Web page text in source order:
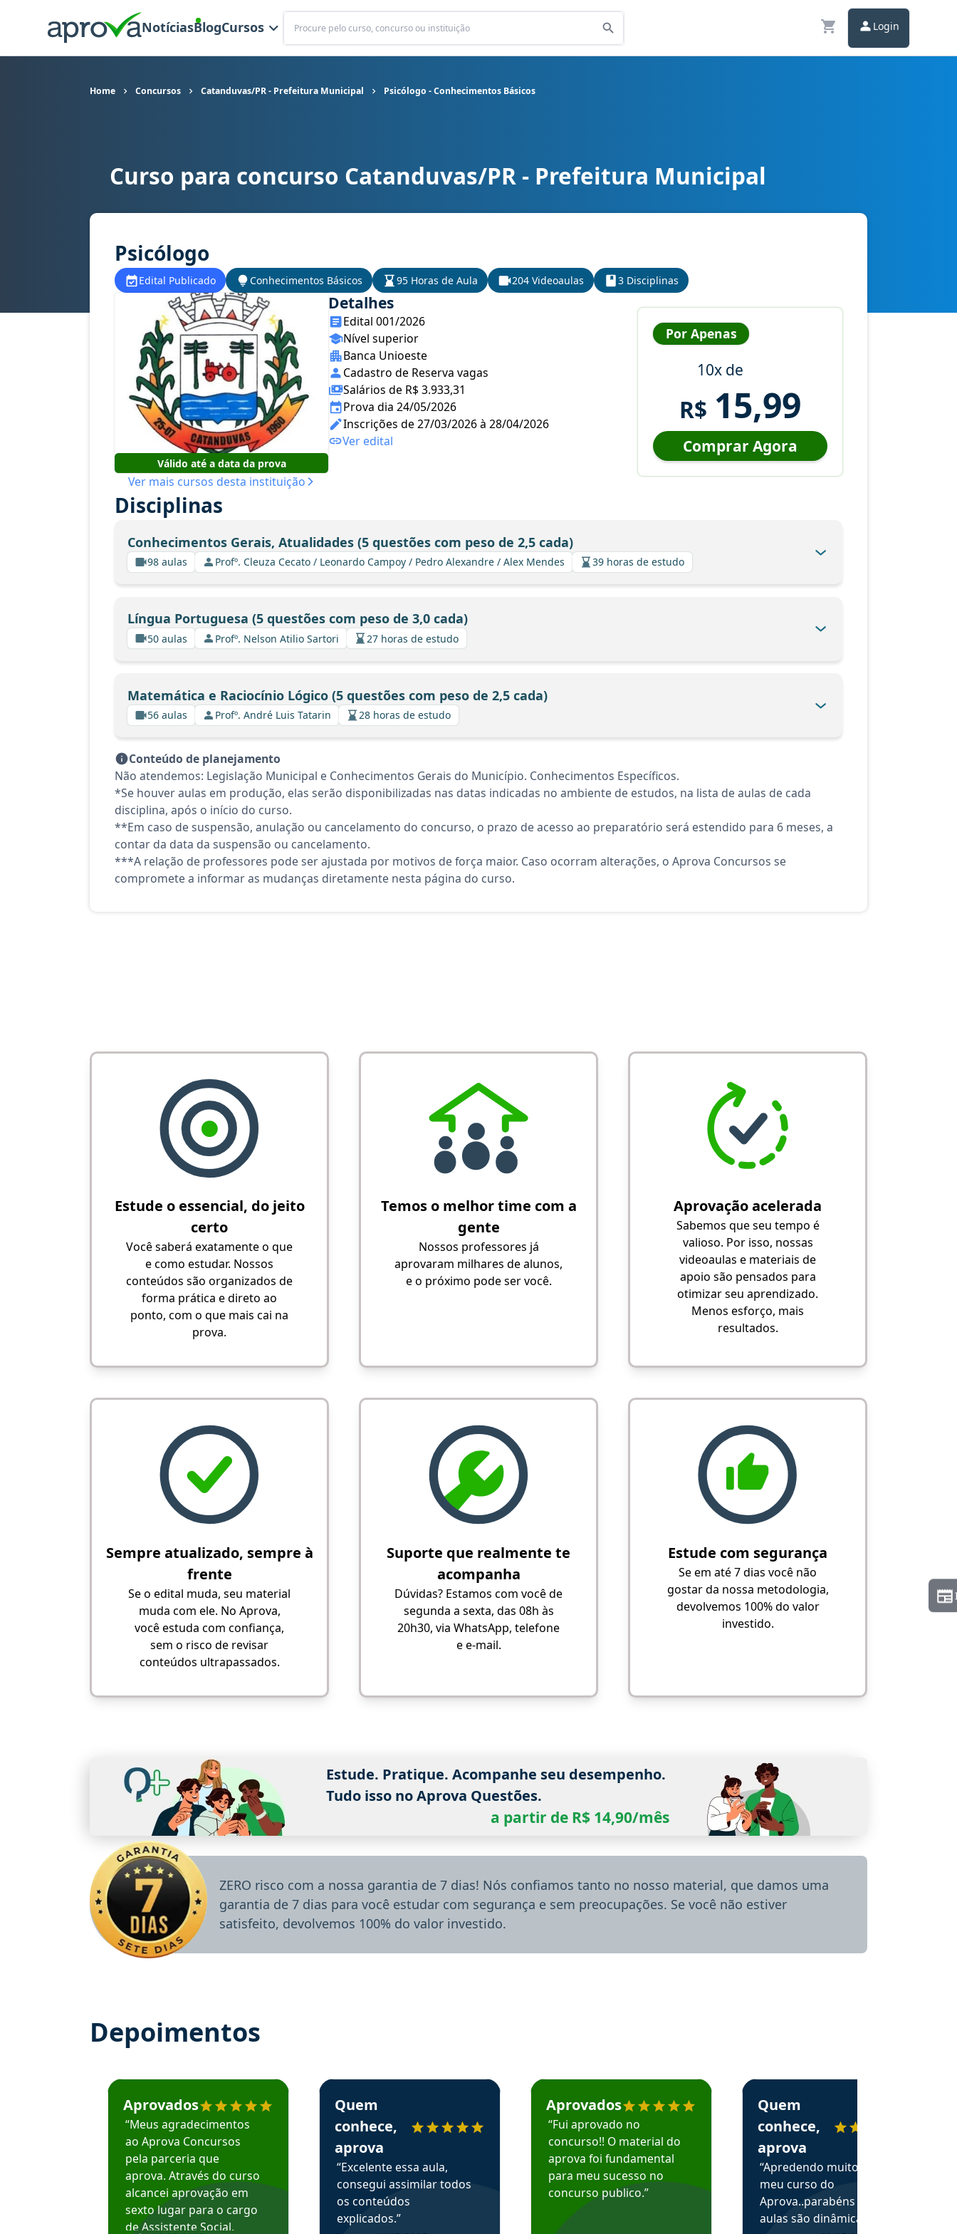
NotíciasBlogCursos
Buscar
Login
Home Concursos Catanduvas/PR - Prefeitura Municipal Psicólogo - Conhecimentos Básicos
Curso para concurso Catanduvas/PR - Prefeitura Municipal cargo Psicólogo - Conhecimentos Básicos
Curso para concurso Catanduvas/PR - Prefeitura Municipal
Psicólogo
Edital Publicado Conhecimentos Básicos 95 Horas de Aula 204 Videoaulas 3 Disciplinas
Válido até a data da prova
Ver mais cursos desta instituição
Detalhes
Edital 001/2026
Nível superior
Banca Unioeste
Cadastro de Reserva vagas
Salários de R$ 3.933,31
Prova dia 24/05/2026
Inscrições de 27/03/2026 à 28/04/2026
Ver edital
Por Apenas
10x de
R$ 15,99
Comprar Agora
Disciplinas
Conhecimentos Gerais, Atualidades (5 questões com peso de 2,5 cada)
98 aulas Profº. Cleuza Cecato / Leonardo Campoy / Pedro Alexandre / Alex Mendes 39 horas de estudo
Língua Portuguesa (5 questões com peso de 3,0 cada)
50 aulas Profº. Nelson Atilio Sartori 27 horas de estudo
Matemática e Raciocínio Lógico (5 questões com peso de 2,5 cada)
56 aulas Profº. André Luis Tatarin 28 horas de estudo
Conteúdo de planejamento
Não atendemos: Legislação Municipal e Conhecimentos Gerais do Município. Conhecimentos Específicos.
*Se houver aulas em produção, elas serão disponibilizadas nas datas indicadas no ambiente de estudos, na lista de aulas de cada
disciplina, após o início do curso.
**Em caso de suspensão, anulação ou cancelamento do concurso, o prazo de acesso ao preparatório será estendido para 6 meses, a
contar da data da suspensão ou cancelamento.
***A relação de professores pode ser ajustada por motivos de força maior. Caso ocorram alterações, o Aprova Concursos se
compromete a informar as mudanças diretamente nesta página do curso.
Estude o essencial, do jeito
certo
Você saberá exatamente o que
e como estudar. Nossos
conteúdos são organizados de
forma prática e direto ao
ponto, com o que mais cai na
prova.
Temos o melhor time com a
gente
Nossos professores já
aprovaram milhares de alunos,
e o próximo pode ser você.
Aprovação acelerada
Sabemos que seu tempo é
valioso. Por isso, nossas
videoaulas e materiais de
apoio são pensados para
otimizar seu aprendizado.
Menos esforço, mais
resultados.
Sempre atualizado, sempre à
frente
Se o edital muda, seu material
muda com ele. No Aprova,
você estuda com confiança,
sem o risco de revisar
conteúdos ultrapassados.
Suporte que realmente te
acompanha
Dúvidas? Estamos com você de
segunda a sexta, das 08h às
20h30, via WhatsApp, telefone
e e-mail.
Estude com segurança
Se em até 7 dias você não
gostar da nossa metodologia,
devolvemos 100% do valor
investido.
Estude. Pratique. Acompanhe seu desempenho.
Tudo isso no Aprova Questões.
a partir de R$ 14,90/mês
ZERO risco com a nossa garantia de 7 dias! Nós confiamos tanto no nosso material, que damos uma
garantia de 7 dias para você estudar com segurança e sem preocupações. Se você não estiver
satisfeito, devolvemos 100% do valor investido.
Depoimentos
Estudante José recomenda o Aprova Concursos em depoimento
Aprovados
“Meus agradecimentos
ao Aprova Concursos
pela parceria que
aprova. Através do curso
alcancei aprovação em
sexto lugar para o cargo
de Assistente Social.
Estudante Sergio recomenda o Aprova Concursos em depoimento
Quem
conhece,
aprova
“Excelente essa aula,
consegui assimilar todos
os conteúdos
explicados.”
Estudante Mário recomenda o Aprova Concursos em depoimento
Aprovados
“Fui aprovado no
concurso!! O material do
aprova foi fundamental
para meu sucesso no
concurso publico.”
Estudante Alessandra recomenda o Aprova
Quem
conhece,
aprova
“Apredendo muito no
meu curso do
Aprova..parabéns pelas
aulas são dinâmicas e